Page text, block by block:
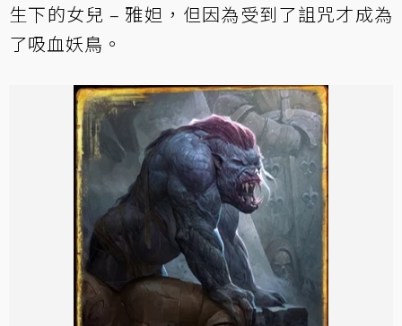
生下的女兒 – 雅妲，但因為受到了詛咒才成為
了吸血妖鳥。